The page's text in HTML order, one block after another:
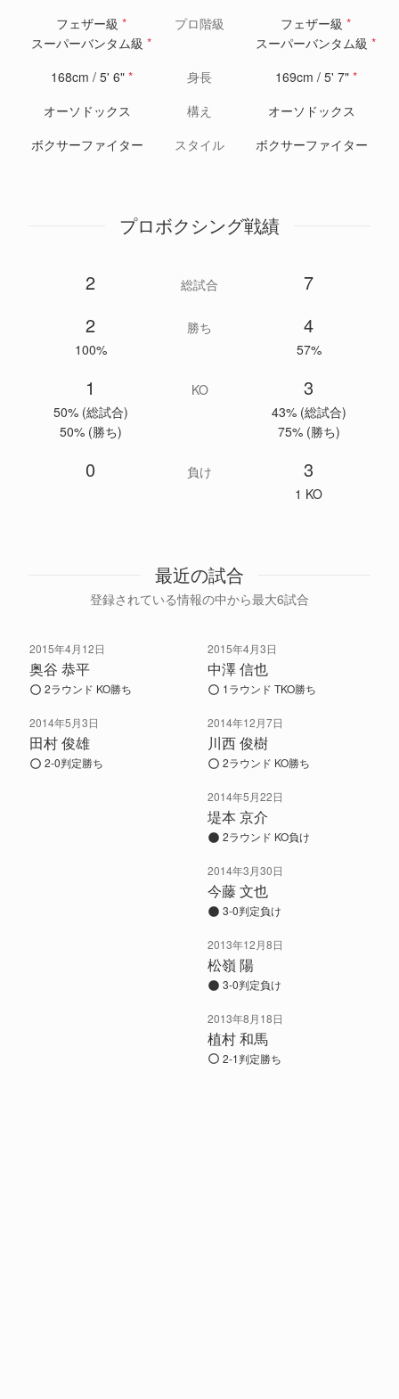
フェザー級 *
スーパーバンタム級 *
プロ階級 フェザー級 *
スーパーバンタム級 *
168cm / 5' 6" * 身長 169cm / 5' 7" *
オーソドックス
構え
オーソドックス
ボクサーファイター
スタイル ボクサーファイター
プロボクシング戦績
2 総試合
7
2
100%
勝ち 4
57%
1
50% (総試合)
50% (勝ち)
KO 3
43% (総試合)
75% (勝ち)
0 負け 3
1 KO
最近の試合
登録されている情報の中から最大6試合
2015年4月12日
奥谷 恭平
2ラウンド KO勝ち
2014年5月3日
田村 俊雄
2-0判定勝ち
2015年4月3日
中澤 信也
1ラウンド TKO勝ち
2014年12月7日
川西 俊樹
2ラウンド KO勝ち
2014年5月22日
堤本 京介
2ラウンド KO負け
2014年3月30日
今藤 文也
3-0判定負け
2013年12月8日
松嶺 陽
3-0判定負け
2013年8月18日
植村 和馬
2-1判定勝ち